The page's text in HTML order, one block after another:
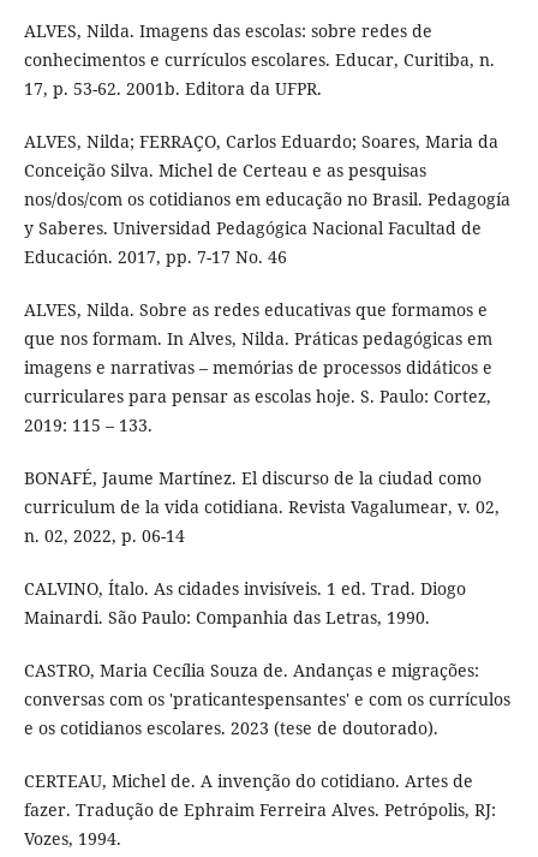
ALVES, Nilda. Imagens das escolas: sobre redes de
conhecimentos e currículos escolares. Educar, Curitiba, n.
17, p. 53-62. 2001b. Editora da UFPR.
ALVES, Nilda; FERRAÇO, Carlos Eduardo; Soares, Maria da
Conceição Silva. Michel de Certeau e as pesquisas
nos/dos/com os cotidianos em educação no Brasil. Pedagogía
y Saberes. Universidad Pedagógica Nacional Facultad de
Educación. 2017, pp. 7-17 No. 46
ALVES, Nilda. Sobre as redes educativas que formamos e
que nos formam. In Alves, Nilda. Práticas pedagógicas em
imagens e narrativas – memórias de processos didáticos e
curriculares para pensar as escolas hoje. S. Paulo: Cortez,
2019: 115 – 133.
BONAFÉ, Jaume Martínez. El discurso de la ciudad como
curriculum de la vida cotidiana. Revista Vagalumear, v. 02,
n. 02, 2022, p. 06-14
CALVINO, Ítalo. As cidades invisíveis. 1 ed. Trad. Diogo
Mainardi. São Paulo: Companhia das Letras, 1990.
CASTRO, Maria Cecília Souza de. Andanças e migrações:
conversas com os 'praticantespensantes' e com os currículos
e os cotidianos escolares. 2023 (tese de doutorado).
CERTEAU, Michel de. A invenção do cotidiano. Artes de
fazer. Tradução de Ephraim Ferreira Alves. Petrópolis, RJ:
Vozes, 1994.